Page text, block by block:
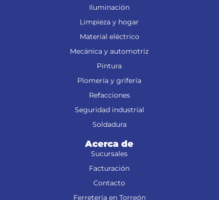
Iluminación
Limpieza y hogar
Material eléctrico
Mecánica y automotriz
Pintura
Plomería y grifería
Refacciones
Seguridad industrial
Soldadura
Acerca de
Sucursales
Facturación
Contacto
Ferretería en Torreón